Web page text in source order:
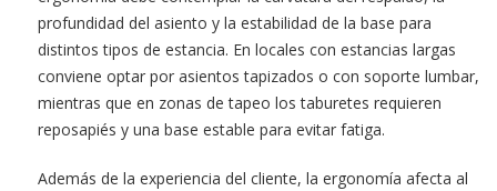
profundidad del asiento y la estabilidad de la base para
distintos tipos de estancia. En locales con estancias largas
conviene optar por asientos tapizados o con soporte lumbar,
mientras que en zonas de tapeo los taburetes requieren
reposapiés y una base estable para evitar fatiga.
Además de la experiencia del cliente, la ergonomía afecta al